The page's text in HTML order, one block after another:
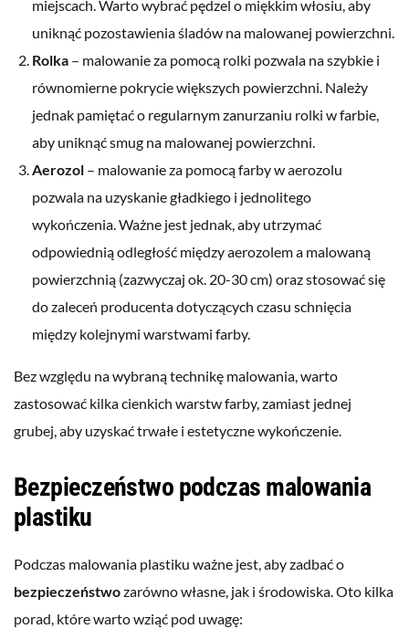
miejscach. Warto wybrać pędzel o miękkim włosiu, aby
uniknąć pozostawienia śladów na malowanej powierzchni.
Rolka – malowanie za pomocą rolki pozwala na szybkie i
równomierne pokrycie większych powierzchni. Należy
jednak pamiętać o regularnym zanurzaniu rolki w farbie,
aby uniknąć smug na malowanej powierzchni.
Aerozol – malowanie za pomocą farby w aerozolu
pozwala na uzyskanie gładkiego i jednolitego
wykończenia. Ważne jest jednak, aby utrzymać
odpowiednią odległość między aerozolem a malowaną
powierzchnią (zazwyczaj ok. 20-30 cm) oraz stosować się
do zaleceń producenta dotyczących czasu schnięcia
między kolejnymi warstwami farby.
Bez względu na wybraną technikę malowania, warto
zastosować kilka cienkich warstw farby, zamiast jednej
grubej, aby uzyskać trwałe i estetyczne wykończenie.
Bezpieczeństwo podczas malowania
plastiku
Podczas malowania plastiku ważne jest, aby zadbać o
bezpieczeństwozarówno własne, jak i środowiska. Oto kilka
porad, które warto wziąć pod uwagę: